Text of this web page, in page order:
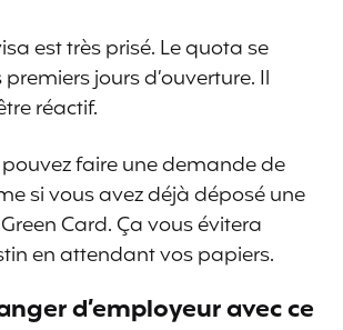
est très prisé. Le quota se
jours d’ouverture. Il
réactif.
pouvez faire une demande de
si vous avez déjà déposé une
Card. Ça vous évitera
en attendant vos papiers.
d’employeur avec ce